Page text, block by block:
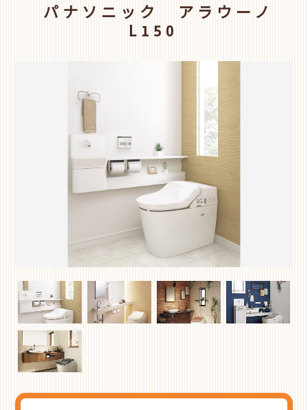
パナソニック アラウーノ
L150